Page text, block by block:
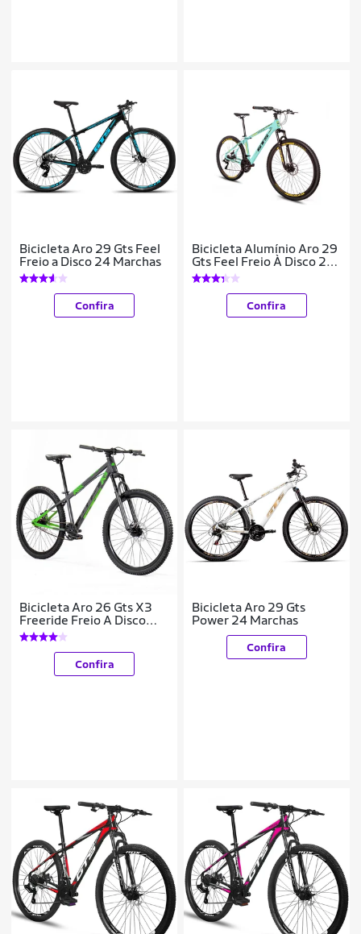
Bicicleta Aro 29 Gts Feel
Freio a Disco 24 Marchas
Confira
Bicicleta Alumínio Aro 29
Gts Feel Freio À Disco 21
Marchas
Confira
Bicicleta Aro 26 Gts X3
Freeride Freio A Disco
Coroa Unica
Confira
Bicicleta Aro 29 Gts
Power 24 Marchas
Confira